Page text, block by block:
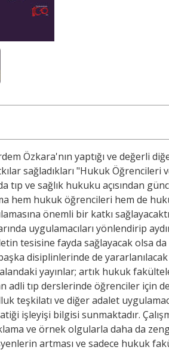
Özkara'nın yaptığı ve değerli
sağladıkları "Hukuk Öğrencileri
tıp ve sağlık hukuku açısından
hem hukuk öğrencileri hem de
önemli bir katkı
uygulamacıları yönlendirip
tesisine fayda sağlayacak olsa
disiplinlerinde de
alandaki yayınlar; artık hukuk
adli tıp derslerinde öğrenciler için
teşkilatı ve diğer adalet
işleyişi bilgisi sunmaktadır.
ve örnek olgularla daha da
artması ve sadece hukuk